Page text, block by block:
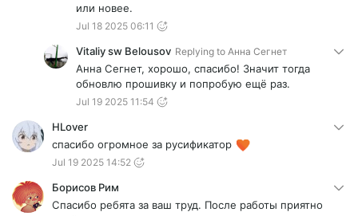
или новее.
Jul 18 2025 06:11
Vitaliy sw Belousov Replying to Анна Сегнет
Анна Сегнет, хорошо, спасибо! Значит тогда
обновлю прошивку и попробую ещё раз.
Jul 19 2025 11:54
HLover
спасибо огромное за русификатор
Jul 19 2025 14:52
Борисов Рим
Спасибо ребята за ваш труд. После работы приятно